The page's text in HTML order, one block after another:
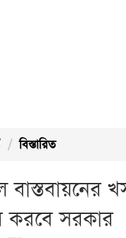
বিস্তারিত
করবে সরকার